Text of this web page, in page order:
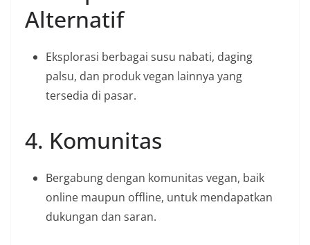
Alternatif
Eksplorasi berbagai susu nabati, daging
palsu, dan produk vegan lainnya yang
tersedia di pasar.
4. Komunitas
Bergabung dengan komunitas vegan, baik
online maupun offline, untuk mendapatkan
dukungan dan saran.